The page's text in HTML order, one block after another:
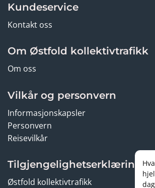
Kundeservice
Kontakt oss
Om Østfold kollektivtrafikk
Om oss
Vilkår og personvern
Informasjonskapsler
Personvern
Reisevilkår
Tilgjengelighetserklæring
Østfold kollektivtrafikk